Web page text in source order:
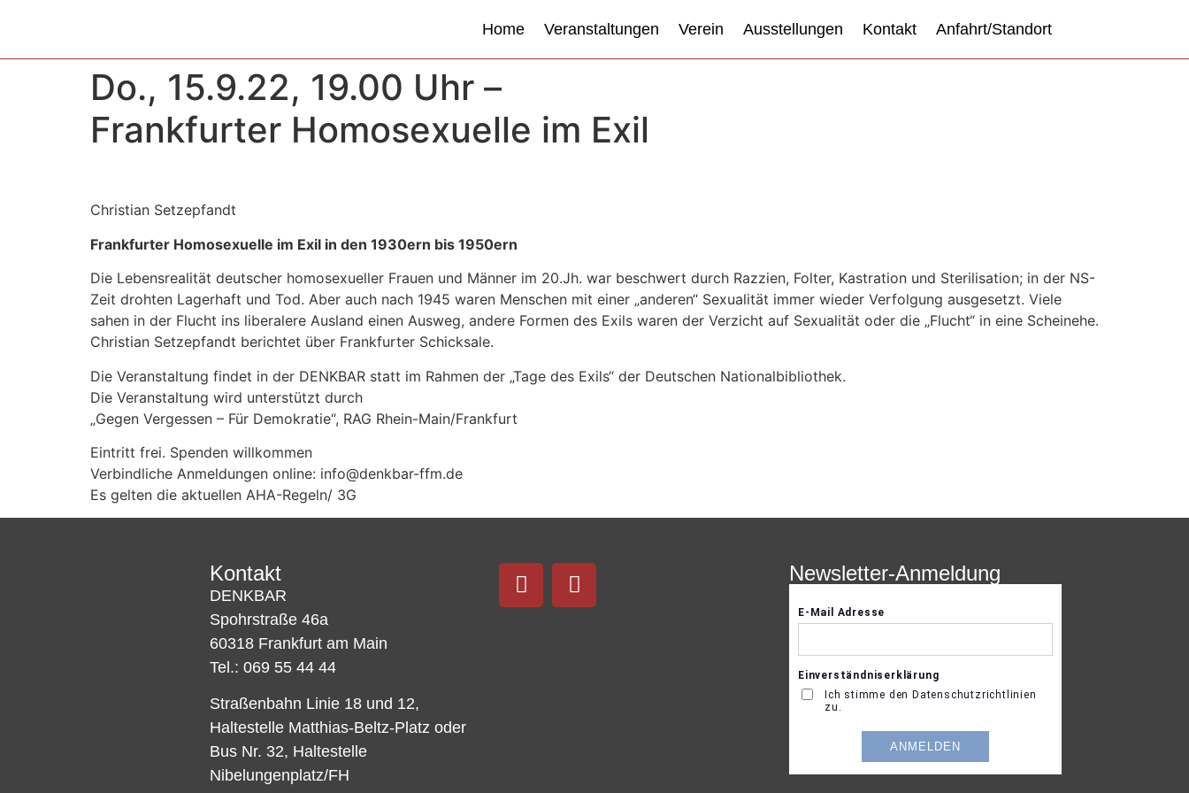
Home Veranstaltungen Verein Ausstellungen Kontakt Anfahrt/Standort
Do., 15.9.22, 19.00 Uhr –
Frankfurter Homosexuelle im Exil
Christian Setzepfandt
Frankfurter Homosexuelle im Exil in den 1930ern bis 1950ern
Die Lebensrealität deutscher homosexueller Frauen und Männer im 20.Jh. war beschwert durch Razzien, Folter, Kastration und Sterilisation; in der NS-
Zeit drohten Lagerhaft und Tod. Aber auch nach 1945 waren Menschen mit einer „anderen“ Sexualität immer wieder Verfolgung ausgesetzt. Viele
sahen in der Flucht ins liberalere Ausland einen Ausweg, andere Formen des Exils waren der Verzicht auf Sexualität oder die „Flucht“ in eine Scheinehe.
Christian Setzepfandt berichtet über Frankfurter Schicksale.
Die Veranstaltung findet in der DENKBAR statt im Rahmen der „Tage des Exils“ der Deutschen Nationalbibliothek.
Die Veranstaltung wird unterstützt durch
„Gegen Vergessen – Für Demokratie“, RAG Rhein-Main/Frankfurt
Eintritt frei. Spenden willkommen
Verbindliche Anmeldungen online: info@denkbar-ffm.de
Es gelten die aktuellen AHA-Regeln/ 3G
Kontakt
DENKBAR
Spohrstraße 46a
60318 Frankfurt am Main
Tel.: 069 55 44 44
Straßenbahn Linie 18 und 12,
Haltestelle Matthias-Beltz-Platz oder
Bus Nr. 32, Haltestelle
Nibelungenplatz/FH
Newsletter-Anmeldung